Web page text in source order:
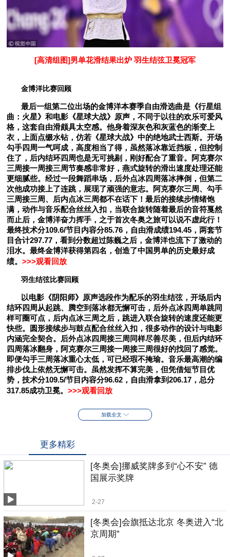
[高清组图]男单花滑结果出炉 羽生结弦卫冕冠军
金博洋比赛回顾
最后一组第二位出场的金博洋本赛季自由滑选曲是《行星组
曲：火星》和电影《星球大战》原声，不同于以往的欢乐可爱风
格，这套自由滑颇具太空感。他身着深灰色和灰蓝色的渐变上
衣，上面点缀水钻，仿若《星球大战》中的绝地武士西斯。开场
勾手四周一气呵成，高度相当了得，虽然落冰靠近挡板，但控制
住了，后内结环四周也是无可挑剔，刚好配合了重音。阿克赛尔
三周接一周接三周节奏感非常好，燕式旋转的滑出速度处理还能
更细腻些。经过一段舞蹈串场，后外点冰四周落冰摔倒，但第二
次他成功接上了连跳，展现了顽强的意志。阿克赛尔三周、勾手
三周接三周、后内点冰三周都不在话下！最后的接续步情绪饱
满，动作与音乐配合丝丝入扣，当联合旋转随着最后的音符戛然
而止后，金博洋奋力挥手，之于首次冬奥之旅可以说不虚此行！
最终技术分109.6/节目内容分85.76，自由滑成绩194.45，两套节
目合计297.77，看到分数超过陈巍之后，金博洋也流下了激动的
泪水。最终金博洋获得第四名，创造了中国男单的历史最好成
绩。>>>观看回放
羽生结弦比赛回顾
以电影《阴阳师》原声选段作为配乐的羽生结弦，开场后内
结环四周从起跳、腾空到落冰都无懈可击，后外点冰四周单跳同
样可圈可点，后内点冰三周之后，跳进入联合旋转的速度还能更
快些。 圆形接续步与鼓点配合丝丝入扣，很多动作的设计与电影
内涵完全契合。后外点冰四周接三周同样尽善尽美，但后内结环
四周落冰翻身，阿克赛尔三周接一周接三周很好的找回了感觉。
即便勾手三周落冰重心太低，可已经瑕不掩瑜。音乐最高潮的编
排步伐上依然无懈可击。虽然发挥不算完美，但凭借短节目优
势，技术分109.5/节目内容分96.62，自由滑拿到206.17，总分
317.85成功卫冕。>>>观看回放
加载全文
更多精彩
[冬奥会]挪威奖牌多到“心不安” 德
国展示奖牌
2-27
[冬奥会]会旗抵达北京 冬奥进入“北
京周期”